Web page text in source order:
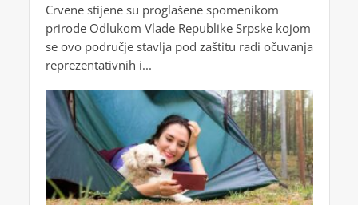
Crvene stijene su proglašene spomenikom
prirode Odlukom Vlade Republike Srpske kojom
se ovo područje stavlja pod zaštitu radi očuvanja
reprezentativnih i...